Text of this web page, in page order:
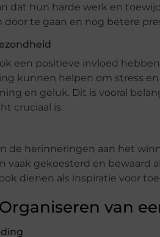
dat hun harde werk en
door te gaan en nog betere
een positieve invloed
kunnen helpen om stress
en geluk. Dit is vooral
cruciaal is.
de herinneringen aan het
vaak gekoesterd en bewaard
dienen als inspiratie voor
van